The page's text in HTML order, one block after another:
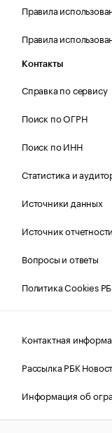
Правила
Правила
Контакты
Справка по сервису
Поиск по ОГРН
Поиск по ИНН
Статистика и
Источники данных
Источник
Вопросы и ответы
Политика Cookies
Контактная
Рассылка РБК
Информация об
Правовая